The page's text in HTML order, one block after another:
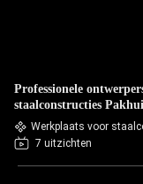
Professionele
staalconstructies
op maat
Werkplaats voor
7 uitzichten